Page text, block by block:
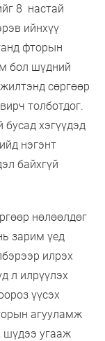
8 настай
ийнхүү
фторын
бол шүдний
сөргөөр
толботдог.
хэгүүдэд
нэгэнт
байхгүй
нөлөөлдөг
зарим үед
илрэх
л илрүүлэх
үүсэх
агууламж
шүдээ угааж